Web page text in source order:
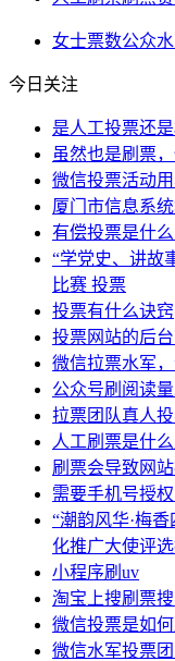
女士票数公众
今日关注
是人工投票还
虽然也是刷票
微信投票活动
厦门市信息系
有偿投票是什
“学党史、讲故
比赛 投票
投票有什么诀窍
投票网站的后
微信拉票水军
公众号刷阅读
拉票团队真人
人工刷票是什
刷票会导致网
需要手机号授
“潮韵风华·梅
化推广大使评
小程序刷uv
淘宝上搜刷票搜
微信投票是如
微信水军投票